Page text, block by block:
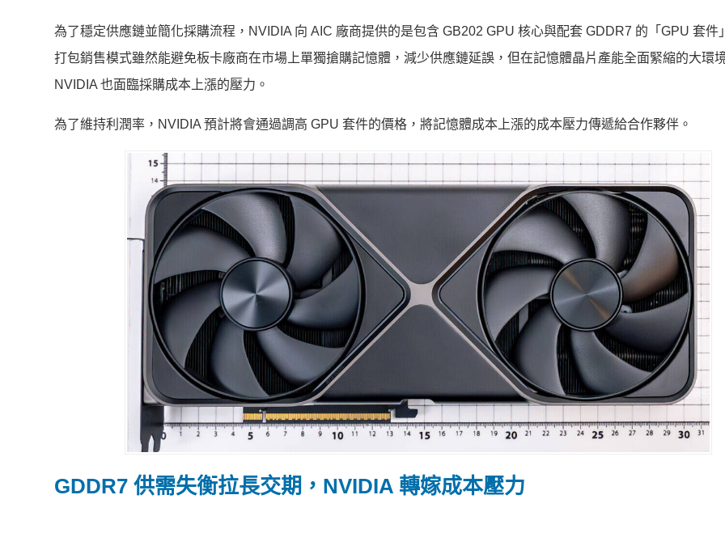
為了穩定供應鏈並簡化採購流程，NVIDIA 向 AIC 廠商提供的是包含 GB202 GPU 核心與配套 GDDR7 的「GPU 套件
打包銷售模式雖然能避免板卡廠商在市場上單獨搶購記憶體，減少供應鏈延誤，但在記憶體晶片產能全面緊縮的大環
NVIDIA 也面臨採購成本上漲的壓力。
為了維持利潤率，NVIDIA 預計將會通過調高 GPU 套件的價格，將記憶體成本上漲的成本壓力傳遞給合作夥伴。
GDDR7 供需失衡拉長交期，NVIDIA 轉嫁成本壓力